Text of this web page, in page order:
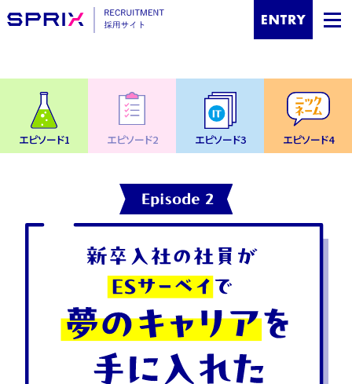
エピソード1 エピソード2 エピソード3 エピソード4